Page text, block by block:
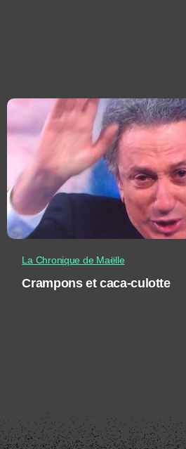
La Chronique de Maëlle
Crampons et caca-culotte